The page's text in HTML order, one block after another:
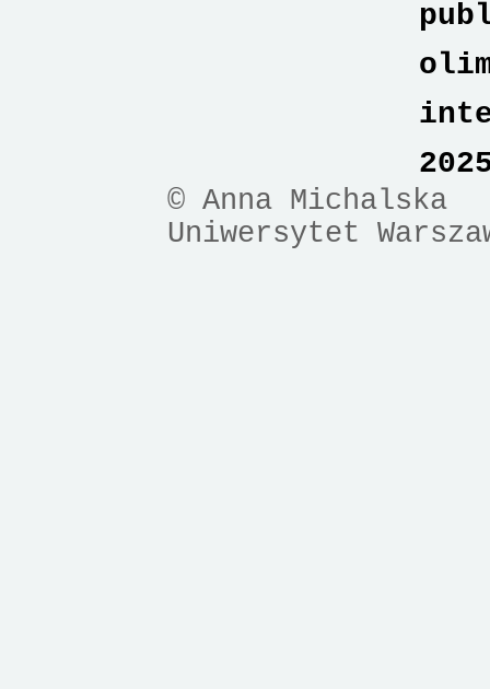
© Anna Michalska
Uniwersytet